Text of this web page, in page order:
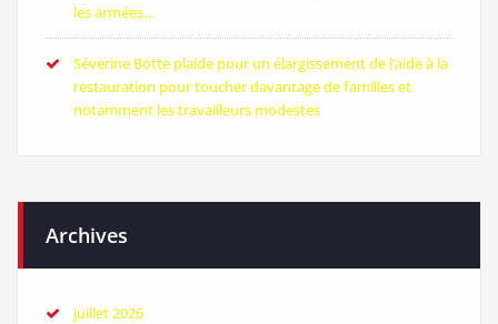
les armées…
Séverine Botte plaide pour un élargissement de l’aide à la
restauration pour toucher davantage de familles et
notamment les travailleurs modestes
Archives
juillet 2026